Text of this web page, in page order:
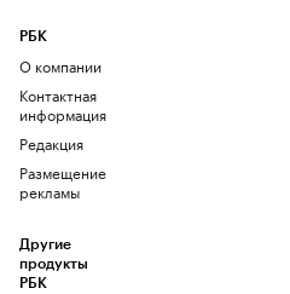
РБК
О компании
Контактная
информация
Редакция
Размещение
рекламы
Другие
продукты
РБК